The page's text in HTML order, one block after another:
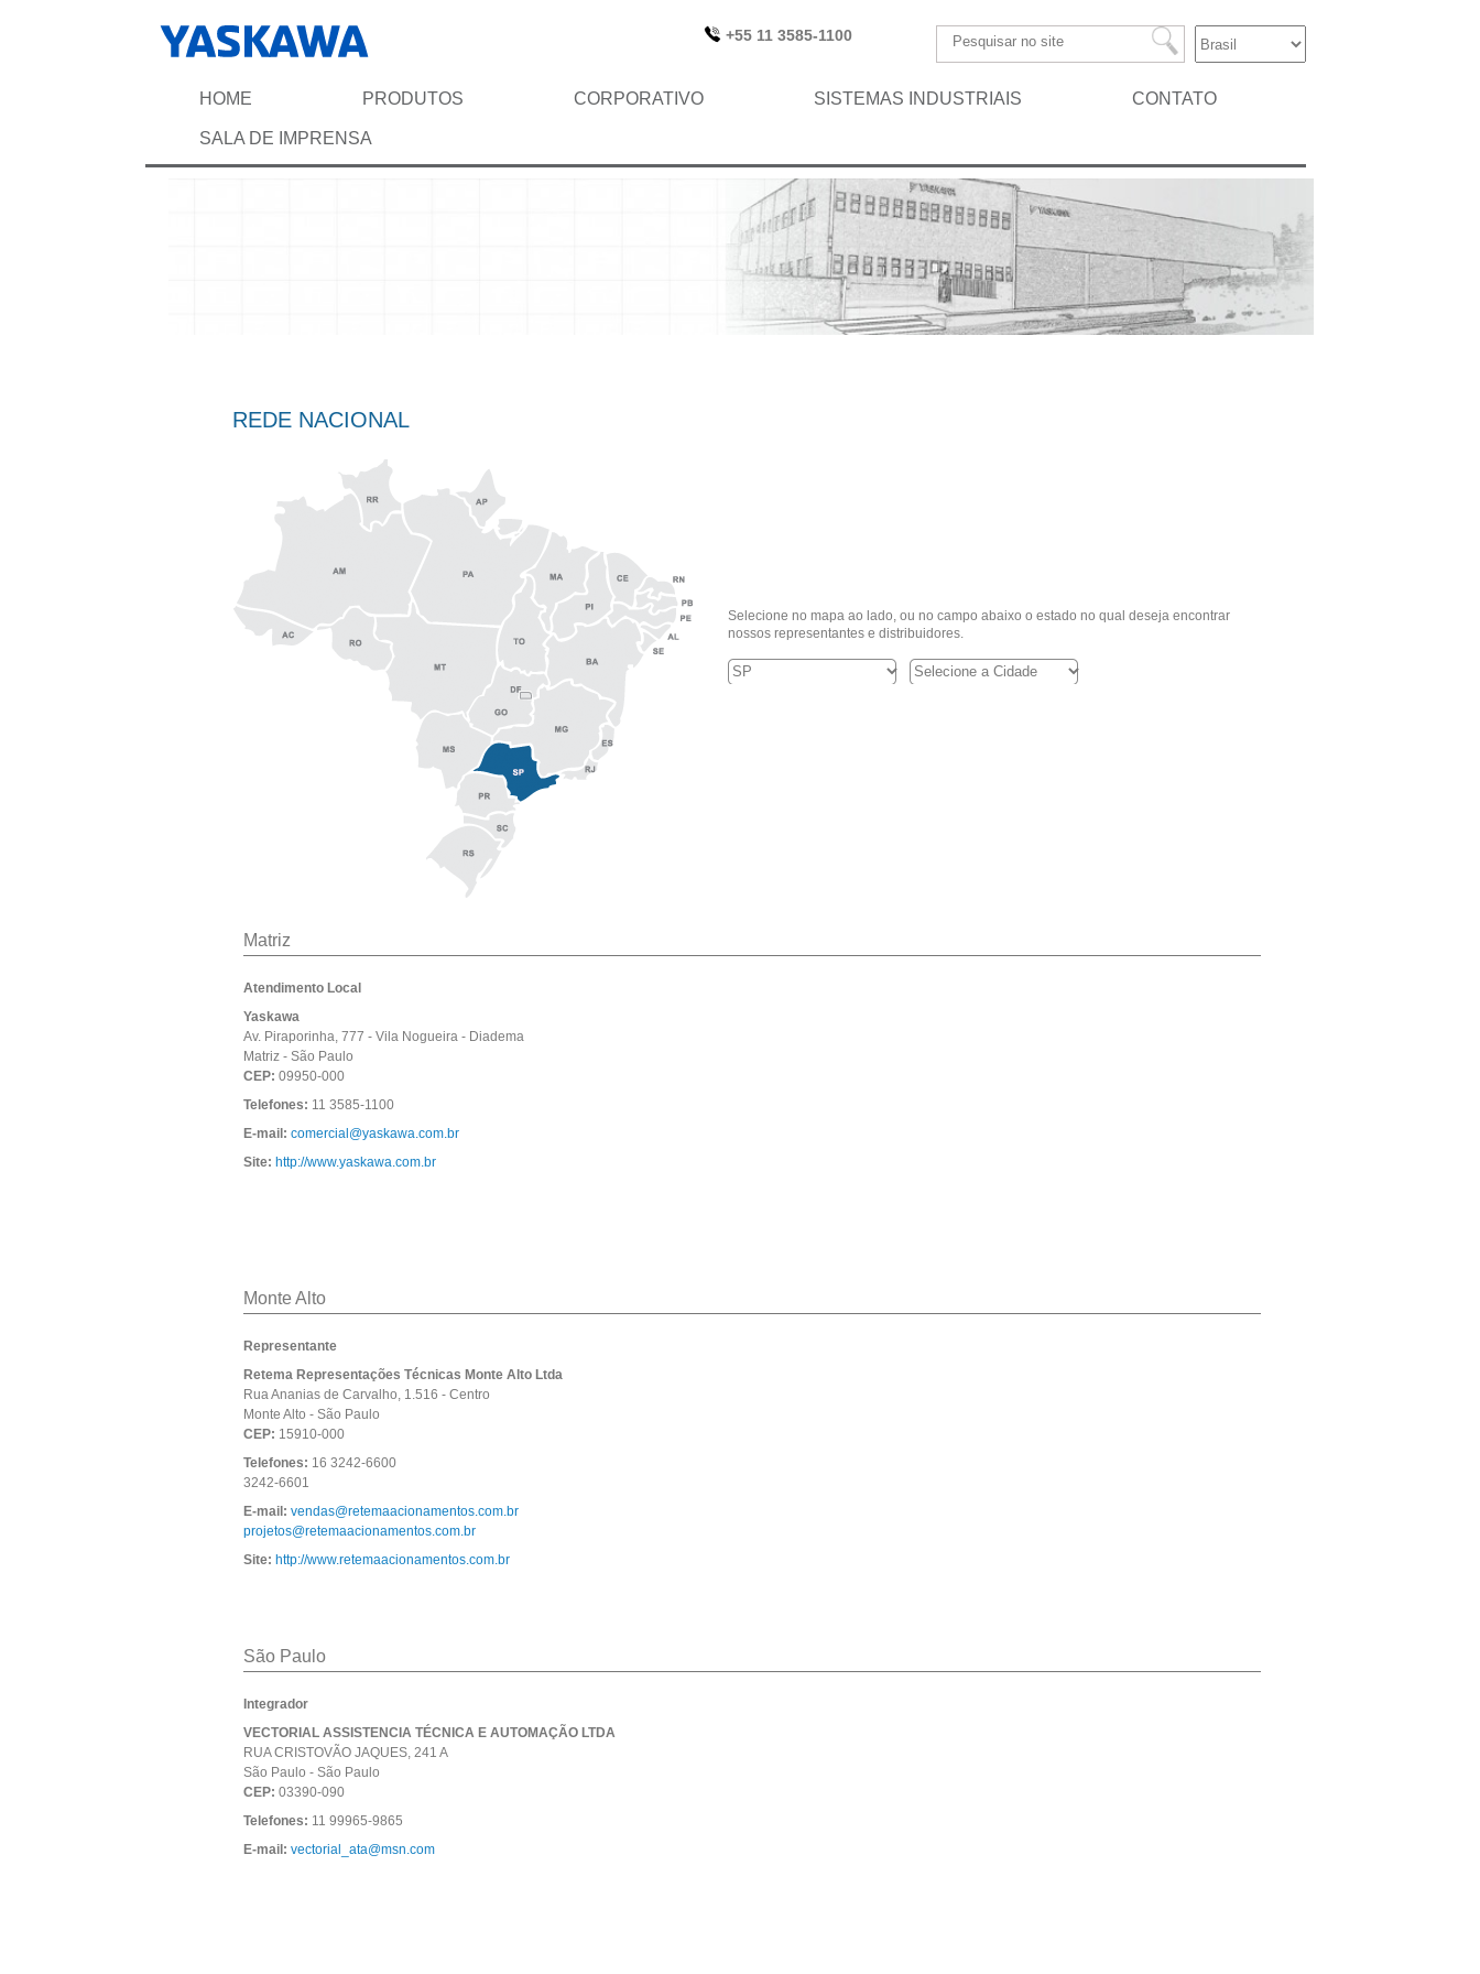
+55 11 3585-1100
HOME PRODUTOS CORPORATIVO SISTEMAS INDUSTRIAIS CONTATO
SALA DE IMPRENSA
REDE NACIONAL
Selecione no mapa ao lado, ou no campo abaixo o estado no qual deseja encontrar
nossos representantes e distribuidores.
Matriz
Atendimento Local
Yaskawa
Av. Piraporinha, 777 - Vila Nogueira - Diadema
Matriz - São Paulo
CEP: 09950-000
Telefones: 11 3585-1100
E-mail: comercial@yaskawa.com.br
Site: http://www.yaskawa.com.br
Monte Alto
Representante
Retema Representações Técnicas Monte Alto Ltda
Rua Ananias de Carvalho, 1.516 - Centro
Monte Alto - São Paulo
CEP: 15910-000
Telefones: 16 3242-6600
3242-6601
E-mail: vendas@retemaacionamentos.com.br
projetos@retemaacionamentos.com.br
Site: http://www.retemaacionamentos.com.br
São Paulo
Integrador
VECTORIAL ASSISTENCIA TÉCNICA E AUTOMAÇÃO LTDA
RUA CRISTOVÃO JAQUES, 241 A
São Paulo - São Paulo
CEP: 03390-090
Telefones: 11 99965-9865
E-mail: vectorial_ata@msn.com